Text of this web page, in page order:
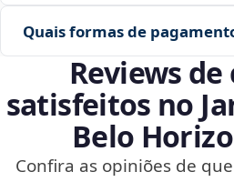
Quais formas de
Reviews
satisfeitos no
Belo
Confira as opiniões de